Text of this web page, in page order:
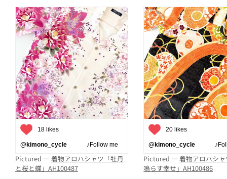
18 likes
@kimono_cycle ♪Follow me
Pictured — 着物アロハシャツ「牡丹
と桜と蝶」AH100487
20 likes
@kimono_cycle
Pictured —着物アロハシ
鳴らす幸せ」AH100486